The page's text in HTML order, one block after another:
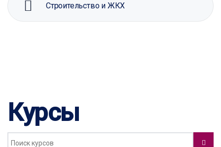
Строительство и ЖКХ
Курсы